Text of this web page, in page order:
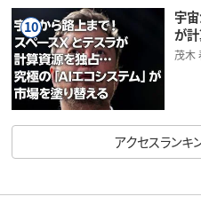
10
宇
が
茂木
アクセスランキ